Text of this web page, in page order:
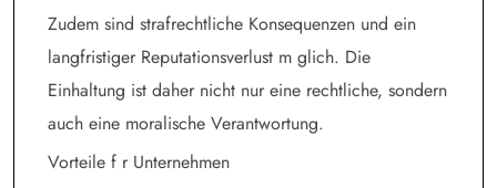
Zudem sind strafrechtliche Konsequenzen und ein
langfristiger Reputationsverlust m glich. Die
Einhaltung ist daher nicht nur eine rechtliche, sondern
auch eine moralische Verantwortung.
Vorteile f r Unternehmen